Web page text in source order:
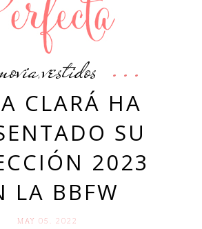
,vestidos
CLARÁ HA
SU
2023
LA BBFW
MAY 05. 2022